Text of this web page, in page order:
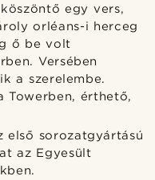
egy vers,
orléans-i herceg
ő be volt
Versében
a szerelembe.
Towerben, érthető,
első sorozatgyártású
az Egyesült